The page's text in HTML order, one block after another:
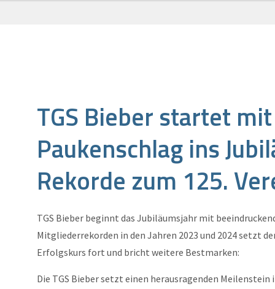
TGS Bieber startet
Paukenschlag ins
Rekorde zum 125.
TGS Bieber beginnt das Jubiläumsjahr mit
Mitgliederrekorden in den Jahren 2023 und 2024 setzt
Erfolgskurs fort und bricht weitere Bestmarken:
Die TGS Bieber setzt einen herausragenden